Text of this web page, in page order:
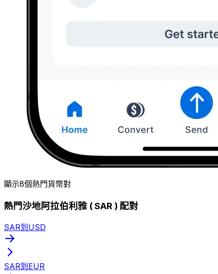
顯示8個熱門貨幣對
熱門沙地阿拉伯利雅 ( SAR ) 配對
SAR到USD
SAR到EUR